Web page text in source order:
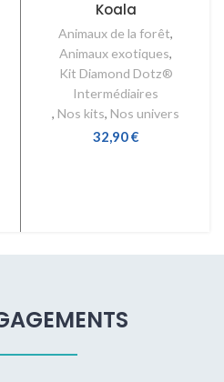
Koala
Animaux de la forêt,
Animaux exotiques,
Kit Diamond Dotz®
Intermédiaires
, Nos kits, Nos univers
32,90€